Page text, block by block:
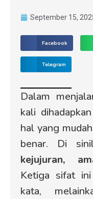
September 15,
Facebook
Telegram
Dalam
kali
hal yang
benar. Di
kejujuran,
Ketiga sifat
kata,